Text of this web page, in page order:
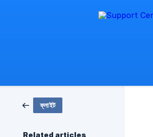
ফ্লাইট
Related articles